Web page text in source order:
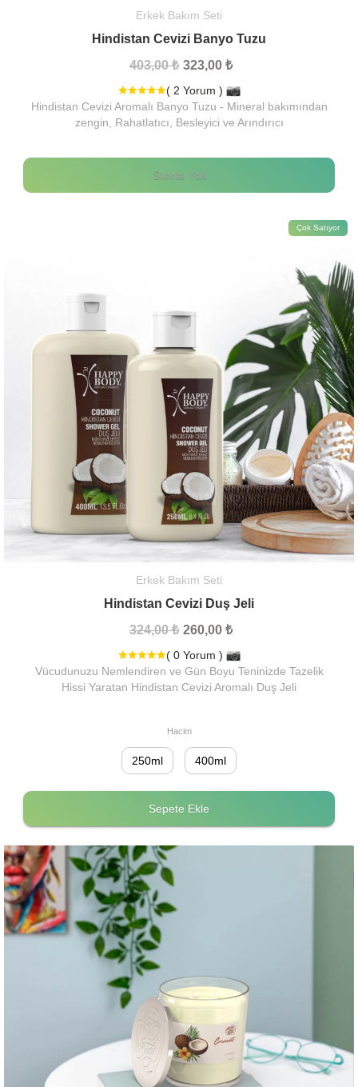
Erkek Bakım Seti
Hindistan Cevizi Banyo Tuzu
403,00 ₺ 323,00 ₺
( 2 Yorum )
Hindistan Cevizi Aromalı Banyo Tuzu - Mineral bakımından
zengin, Rahatlatıcı, Besleyici ve Arındırıcı
Stokta Yok
Çok Satıyor
Erkek Bakım Seti
Hindistan Cevizi Duş Jeli
324,00 ₺ 260,00 ₺
( 0 Yorum )
Vücudunuzu Nemlendiren ve Gün Boyu Teninizde Tazelik
Hissi Yaratan Hindistan Cevizi Aromalı Duş Jeli
Hacim
250ml 400ml
Sepete Ekle